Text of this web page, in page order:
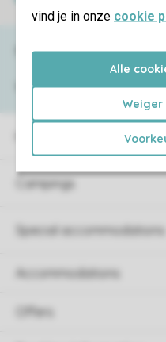
vind je in onze cookie
Alle
Weiger
Campings
Special accommodations
Accommodations
Offers
Need help?
View theFAQor contact the